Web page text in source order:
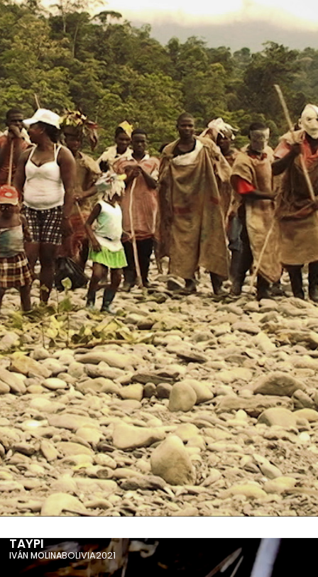
TAYPI
IVÁN MOLINABOLIVIA2021